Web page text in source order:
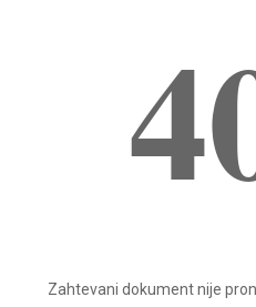
Zahtevani dokument nije